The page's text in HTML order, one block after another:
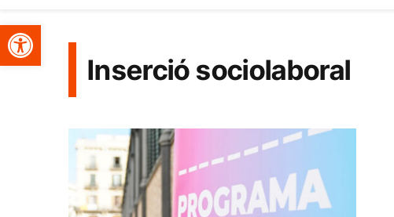
Obre la barra d'eines
Inserció sociolaboral